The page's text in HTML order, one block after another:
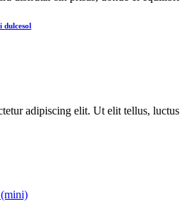
dulcesol
adipiscing elit. Ut elit tellus,